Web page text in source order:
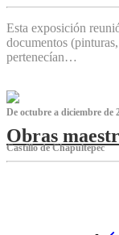
Esta exposición
documentos
pertenecían…
De octubre a diciembre de
Obras
Castillo de Chapultepec